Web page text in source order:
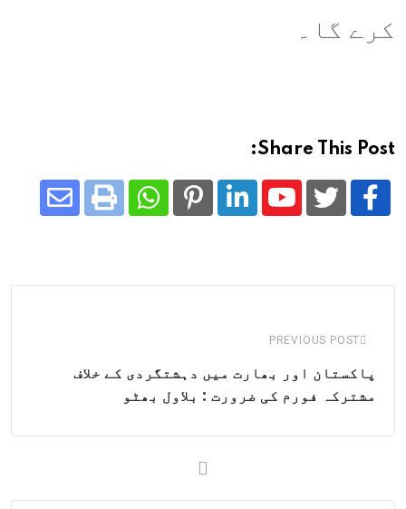
کرے گا۔
Share This Post:
Youtube
LinkedIn
Pinterest
Whatsapp
Print
PREVIOUS POST
پاکستان اور بھارت میں دہشتگردی کے خلاف
مشترکہ فورم کی ضرورت : بلاول بھٹو